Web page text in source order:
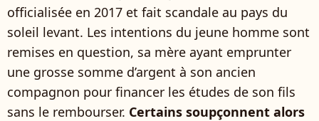
officialisée en 2017 et fait scandale au pays du
soleil levant. Les intentions du jeune homme sont
remises en question, sa mère ayant emprunter
une grosse somme d’argent à son ancien
compagnon pour financer les études de son fils
sans le rembourser. Certains soupçonnent alors